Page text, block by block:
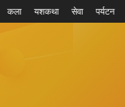
कला यशकथा सेवा पर्यटन